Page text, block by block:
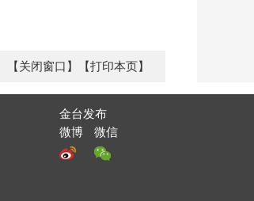
【打印本页】
【关闭窗口】
金台发布
微博
微信